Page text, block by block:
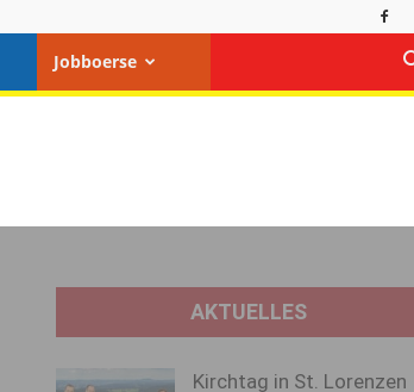
Jobboerse
AKTUELLES
Kirchtag in St. Lorenzen